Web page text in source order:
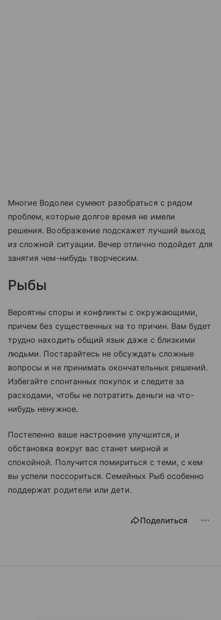
Многие Водолеи сумеют разобраться с рядом
проблем, которые долгое время не имели
решения. Воображение подскажет лучший выход
из сложной ситуации. Вечер отлично подойдет для
занятия чем-нибудь творческим.
Рыбы
Вероятны споры и конфликты с окружающими,
причем без существенных на то причин. Вам будет
трудно находить общий язык даже с близкими
людьми. Постарайтесь не обсуждать сложные
вопросы и не принимать окончательных решений.
Избегайте спонтанных покупок и следите за
расходами, чтобы не потратить деньги на что-
нибудь ненужное.
Постепенно ваше настроение улучшится, и
обстановка вокруг вас станет мирной и
спокойной. Получится помириться с теми, с кем
вы успели поссориться. Семейных Рыб особенно
поддержат родители или дети.
Поделиться